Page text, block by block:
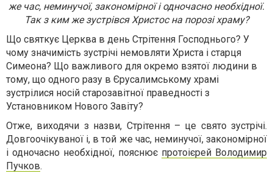
же час, неминучої, закономірної і одночасно необхідної.
Так з ким же зустрівся Христос на порозі храму?
Що святкує Церква в день Стрітення Господнього? У
чому значимість зустрічі немовляти Христа і старця
Симеона? Що важливого для окремо взятої людини в
тому, що одного разу в Єрусалимському храмі
зустрілися носій старозавітної праведності з
Установником Нового Завіту?
Отже, виходячи з назви, Стрітення – це свято зустрічі.
Довгоочікуваної і, в той же час, неминучої, закономірної
і одночасно необхідної, пояснює протоієрей Володимир
Пучков.